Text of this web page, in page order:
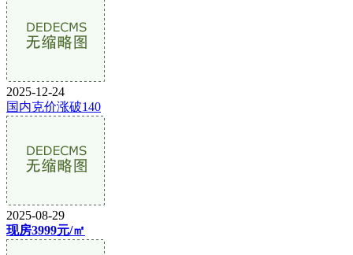
2025-12-24
国内克价涨破140
2025-08-29
现房3999元/㎡